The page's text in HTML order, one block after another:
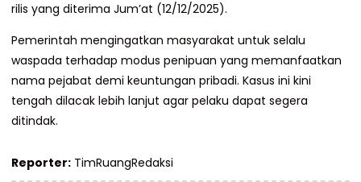
rilis yang diterima Jum’at (12/12/2025).
Pemerintah mengingatkan masyarakat untuk selalu
waspada terhadap modus penipuan yang memanfaatkan
nama pejabat demi keuntungan pribadi. Kasus ini kini
tengah dilacak lebih lanjut agar pelaku dapat segera
ditindak.
Reporter: TimRuangRedaksi